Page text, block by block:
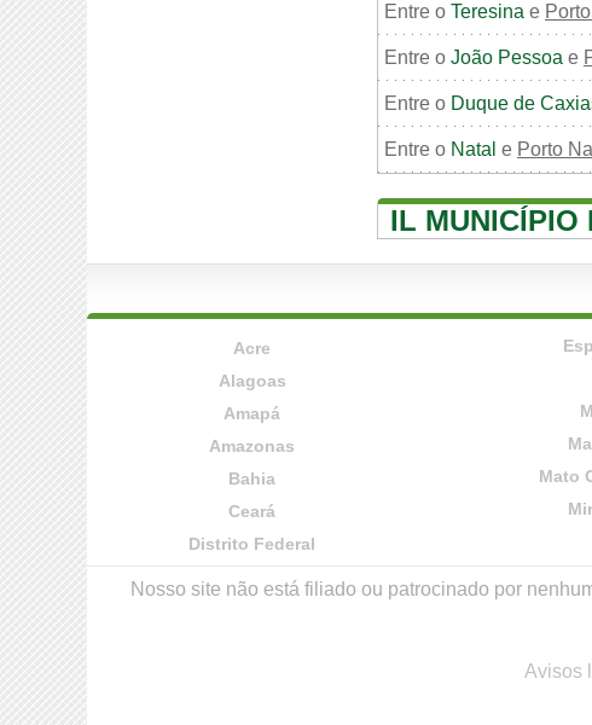
Entre o Teresina e
Entre o João Pessoa e
Entre o Duque de
Entre o Natal e Porto
IL MUNICÍPIO
Acre
Alagoas
Amapá
Amazonas
Bahia
Ceará
Distrito Federal
Mato
Nosso site não está filiado ou patrocinado por
Avisos